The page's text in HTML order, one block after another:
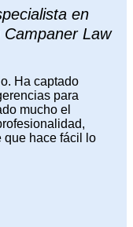
en
Law
Ha captado
para
mucho el
que hace fácil lo